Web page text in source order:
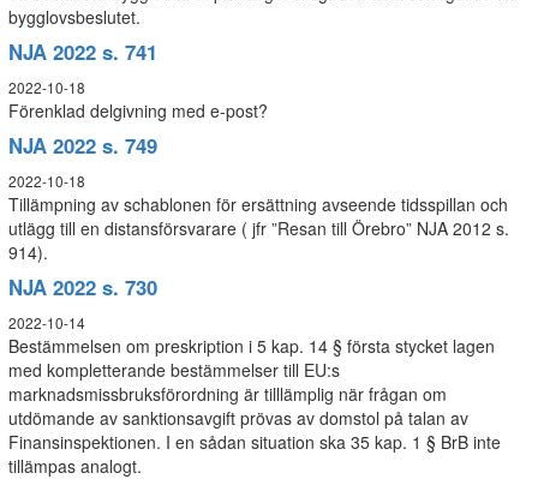
bygglovsbeslutet.
NJA 2022 s. 741
2022-10-18
Förenklad delgivning med e-post?
NJA 2022 s. 749
2022-10-18
Tillämpning av schablonen för ersättning avseende tidsspillan och
utlägg till en distansförsvarare ( jfr ”Resan till Örebro” NJA 2012 s.
914).
NJA 2022 s. 730
2022-10-14
Bestämmelsen om preskription i 5 kap. 14 § första stycket lagen
med kompletterande bestämmelser till EU:s
marknadsmissbruksförordning är tilllämplig när frågan om
utdömande av sanktionsavgift prövas av domstol på talan av
Finansinspektionen. I en sådan situation ska 35 kap. 1 § BrB inte
tillämpas analogt.